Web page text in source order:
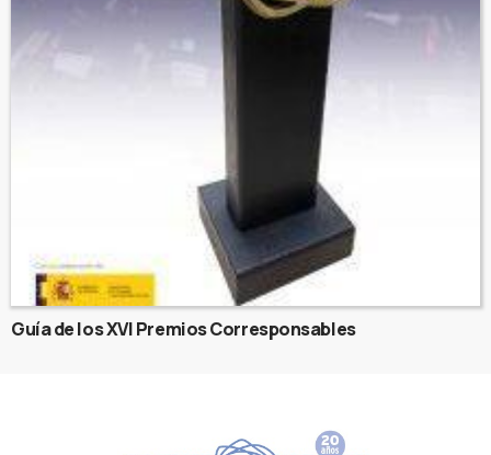
Guía de los XVI Premios Corresponsables